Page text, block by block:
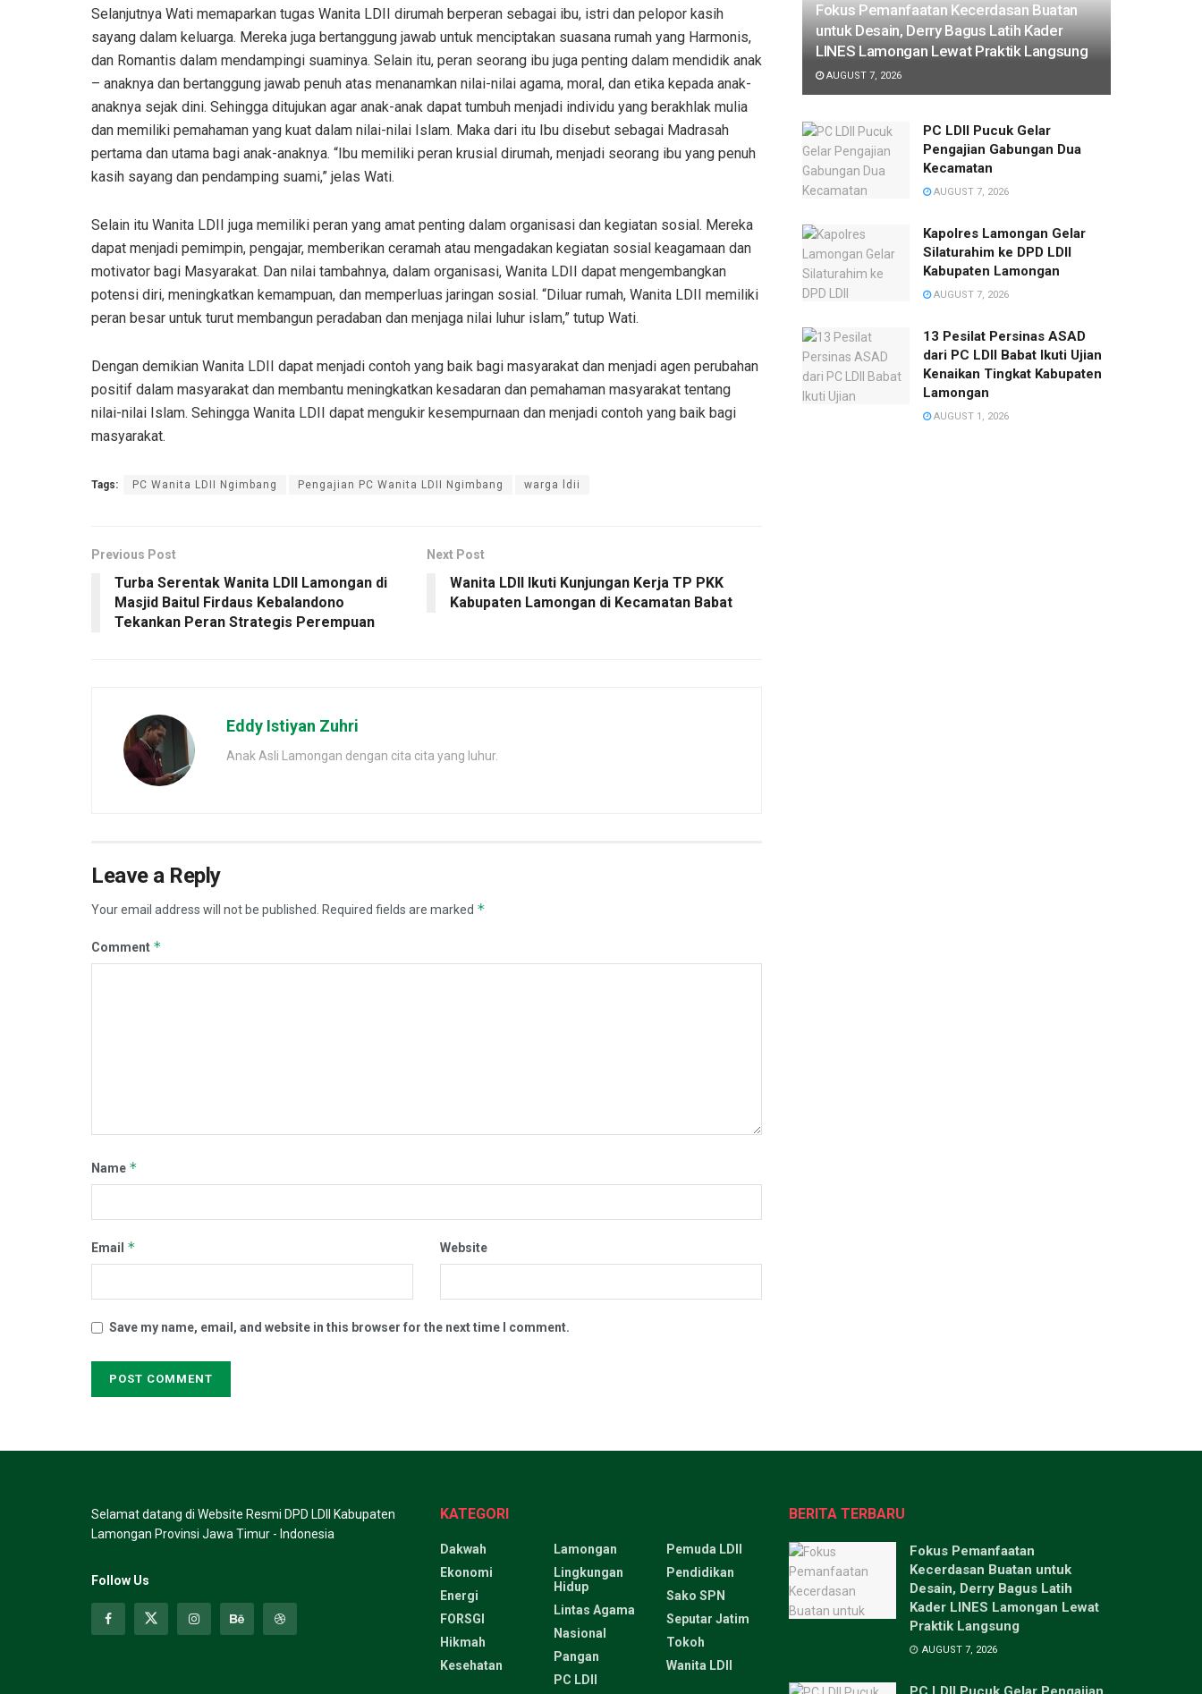
Selanjutnya Wati memaparkan tugas Wanita LDII dirumah berperan sebagai ibu, istri dan pelopor kasih
sayang dalam keluarga. Mereka juga bertanggung jawab untuk menciptakan suasana rumah yang Harmonis,
dan Romantis dalam mendampingi suaminya. Selain itu, peran seorang ibu juga penting dalam mendidik anak
– anaknya dan bertanggung jawab penuh atas menanamkan nilai-nilai agama, moral, dan etika kepada anak-
anaknya sejak dini. Sehingga ditujukan agar anak-anak dapat tumbuh menjadi individu yang berakhlak mulia
dan memiliki pemahaman yang kuat dalam nilai-nilai Islam. Maka dari itu Ibu disebut sebagai Madrasah
pertama dan utama bagi anak-anaknya. “Ibu memiliki peran krusial dirumah, menjadi seorang ibu yang penuh
kasih sayang dan pendamping suami,” jelas Wati.
Selain itu Wanita LDII juga memiliki peran yang amat penting dalam organisasi dan kegiatan sosial. Mereka
dapat menjadi pemimpin, pengajar, memberikan ceramah atau mengadakan kegiatan sosial keagamaan dan
motivator bagi Masyarakat. Dan nilai tambahnya, dalam organisasi, Wanita LDII dapat mengembangkan
potensi diri, meningkatkan kemampuan, dan memperluas jaringan sosial. “Diluar rumah, Wanita LDII memiliki
peran besar untuk turut membangun peradaban dan menjaga nilai luhur islam,” tutup Wati.
Dengan demikian Wanita LDII dapat menjadi contoh yang baik bagi masyarakat dan menjadi agen perubahan
positif dalam masyarakat dan membantu meningkatkan kesadaran dan pemahaman masyarakat tentang
nilai-nilai Islam. Sehingga Wanita LDII dapat mengukir kesempurnaan dan menjadi contoh yang baik bagi
masyarakat.
Tags: PC Wanita LDII Ngimbang Pengajian PC Wanita LDII Ngimbang warga ldii
Previous Post
Turba Serentak Wanita LDII Lamongan di
Masjid Baitul Firdaus Kebalandono
Tekankan Peran Strategis Perempuan
Next Post
Wanita LDII Ikuti Kunjungan Kerja TP PKK
Kabupaten Lamongan di Kecamatan Babat
Eddy Istiyan Zuhri
Anak Asli Lamongan dengan cita cita yang luhur.
Leave a Reply
Your email address will not be published. Required fields are marked *
Comment *
Name *
Email * Website
Save my name, email, and website in this browser for the next time I comment.
Fokus Pemanfaatan Kecerdasan Buatan
untuk Desain, Derry Bagus Latih Kader
LINES Lamongan Lewat Praktik Langsung
AUGUST 7, 2026
PC LDII Pucuk Gelar
Pengajian Gabungan Dua
Kecamatan
AUGUST 7, 2026
Kapolres Lamongan Gelar
Silaturahim ke DPD LDII
Kabupaten Lamongan
AUGUST 7, 2026
13 Pesilat Persinas ASAD
dari PC LDII Babat Ikuti Ujian
Kenaikan Tingkat Kabupaten
Lamongan
AUGUST 1, 2026
Selamat datang di Website Resmi DPD LDII Kabupaten
Lamongan Provinsi Jawa Timur - Indonesia
Follow Us
KATEGORI
Dakwah
Ekonomi
Energi
FORSGI
Hikmah
Kesehatan
Lamongan
Lingkungan
Hidup
Lintas Agama
Nasional
Pangan
PC LDII
Pemuda LDII
Pendidikan
Sako SPN
Seputar Jatim
Tokoh
Wanita LDII
BERITA TERBARU
Fokus Pemanfaatan
Kecerdasan Buatan untuk
Desain, Derry Bagus Latih
Kader LINES Lamongan Lewat
Praktik Langsung
AUGUST 7, 2026